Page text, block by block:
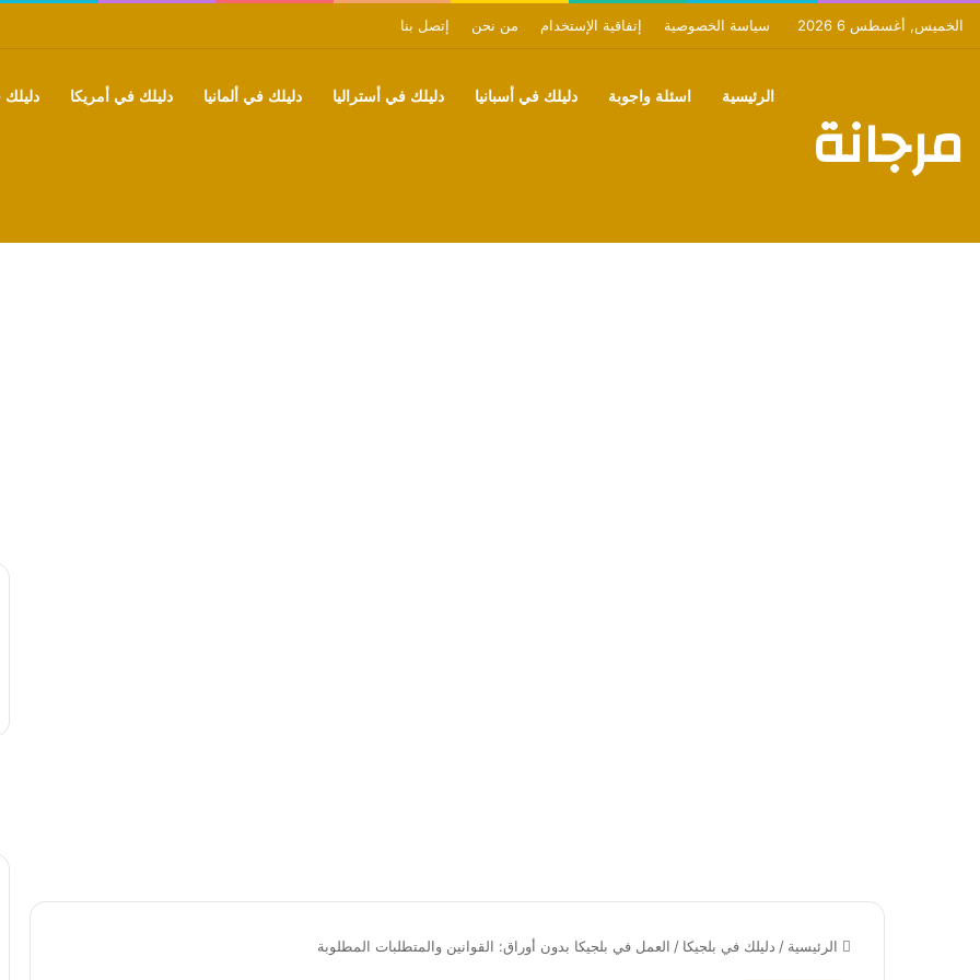
الخميس, أغسطس 6 2026 سياسة الخصوصية إتفاقية الإستخدام من نحن إتصل بنا
مرجانة الرئيسية اسئلة واجوبة دليلك في أسبانيا دليلك في أستراليا دليلك في ألمانيا دليلك في أمريكا دليلك
الرئيسية / دليلك في بلجيكا / العمل في بلجيكا بدون أوراق: القوانين والمتطلبات المطلوبة